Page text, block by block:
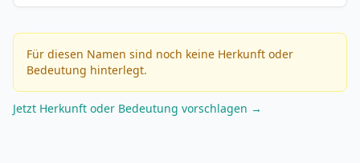
Für diesen Namen sind noch keine Herkunft oder
Bedeutung hinterlegt.
Jetzt Herkunft oder Bedeutung vorschlagen →